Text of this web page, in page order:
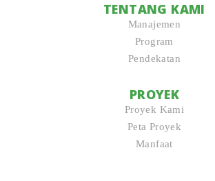
TENTANG KAMI
Manajemen
Program
Pendekatan
PROYEK
Proyek Kami
Peta Proyek
Manfaat